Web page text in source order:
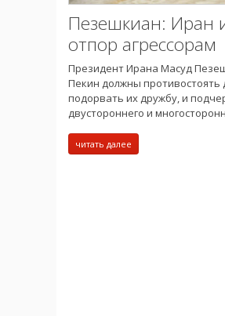
Пезешкиан: Иран
отпор агрессорам
Президент Ирана Масуд
Пекин должны противостоять
подорвать их дружбу, и
двустороннего и
читать далее